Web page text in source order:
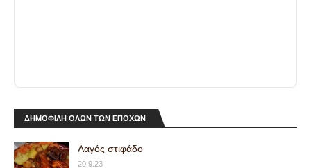
ΔΗΜΟΦΙΛΗ ΟΛΩΝ ΤΩΝ ΕΠΟΧΩΝ
Λαγός στιφάδο
20.9.23